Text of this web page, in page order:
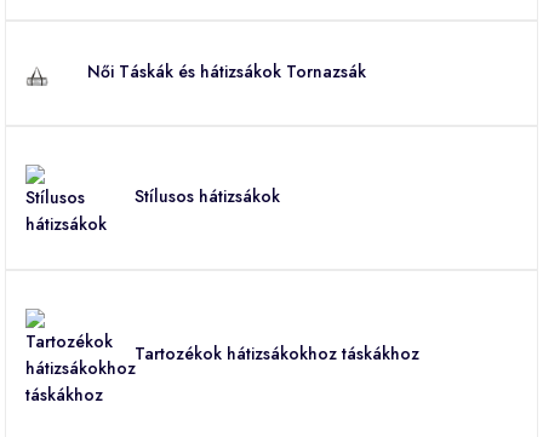
Női Táskák és hátizsákok Tornazsák
Stílusos hátizsákok
Tartozékok hátizsákokhoz táskákhoz